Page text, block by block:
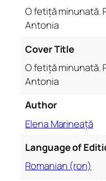
p
t
C
O fetiță minunată.
Antonia
Cover Title
O fetiță minunată.
Antonia
Author
Elena Marineață
Language of
Romanian (ron)